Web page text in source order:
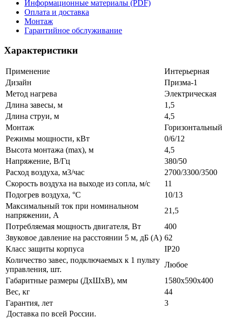
Информационные материалы (PDF)
Оплата и доставка
Монтаж
Гарантийное обслуживание
Характеристики
Применение
Интерьерная
Дизайн
Призма-1
Метод нагрева
Электрическая
Длина завесы, м
1,5
Длина струи, м
4,5
Монтаж
Горизонтальный
Режимы мощности, кВт
0/6/12
Высота монтажа (max), м
4,5
Напряжение, В/Гц
380/50
Расход воздуха, м3/час
2700/3300/3500
Скорость воздуха на выходе из сопла, м/с
11
Подогрев воздуха, °С
10/13
Максимальный ток при номинальном
напряжении, А
21,5
Потребляемая мощность двигателя, Вт
400
Звуковое давление на расстоянии 5 м, дБ (А) 62
Класс защиты корпуса
IP20
Количество завес, подключаемых к 1 пульту
управления, шт.
Любое
Габаритные размеры (ДхШхВ), мм
1580x590x400
Вес, кг
44
Гарантия, лет
3
Доставка по всей России.